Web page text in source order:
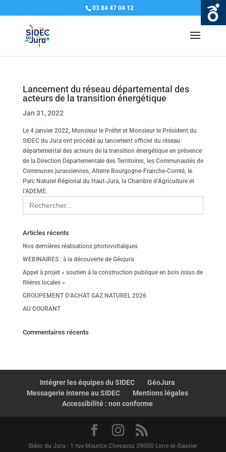
03 84 47 04 12
Lancement du réseau départemental des
acteurs de la transition énergétique
Jan 31, 2022
Le 4 janvier 2022, Monsieur le Préfet et Monsieur le Président du
SIDEC du Jura ont procédé au lancement officiel du réseau
départemental des acteurs de la transition énergétique en présence
de la Direction Départementale des Territoires, les Communautés de
Communes jurassiennes, Alterre Bourgogne-Franche-Comté, le
Parc Naturel Régional du Haut-Jura, la Chambre d’Agriculture et
l’ADEME.
Search
for:
Articles récents
Nos dernières réalisations photovoltaïques
WEBINAIRES : à la découverte de Géojura
Appel à projet « soutien à la construction publique en bois issus de
filières locales »
GROUPEMENT D’ACHAT GAZ NATUREL 2026
AU COURANT
Commentaires récents
Intégrer les équipes du SIDEC
GéoJura
Messagerie interne au SIDEC
Mentions légales
Accessibilité : non conforme
Sidec du Jura - 1 rue Maurice Chevassu 39000 Lons-le-Saunier